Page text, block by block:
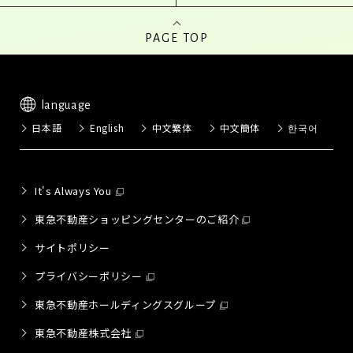
PAGE TOP
language
日本語 English 中文繁体 中文簡体 한국어
It's Always You
東急不動産ショッピングセンターのご紹介
サイトポリシー
プライバシーポリシー
東急不動産ホールディングスグループ
東急不動産株式会社